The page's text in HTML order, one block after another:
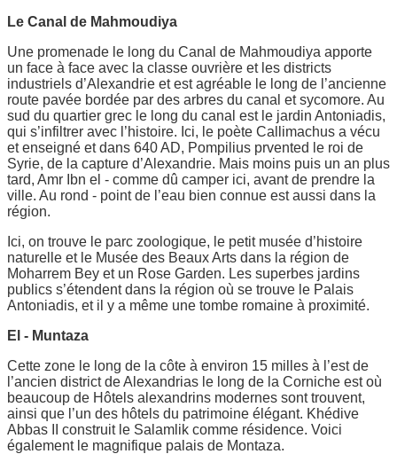
Le Canal de Mahmoudiya
Une promenade le long du Canal de Mahmoudiya apporte
un face à face avec la classe ouvrière et les districts
industriels d’Alexandrie et est agréable le long de l’ancienne
route pavée bordée par des arbres du canal et sycomore. Au
sud du quartier grec le long du canal est le jardin Antoniadis,
qui s’infiltrer avec l’histoire. Ici, le poète Callimachus a vécu
et enseigné et dans 640 AD, Pompilius prvented le roi de
Syrie, de la capture d’Alexandrie. Mais moins puis un an plus
tard, Amr Ibn el - comme dû camper ici, avant de prendre la
ville. Au rond - point de l’eau bien connue est aussi dans la
région.
Ici, on trouve le parc zoologique, le petit musée d’histoire
naturelle et le Musée des Beaux Arts dans la région de
Moharrem Bey et un Rose Garden. Les superbes jardins
publics s’étendent dans la région où se trouve le Palais
Antoniadis, et il y a même une tombe romaine à proximité.
El - Muntaza
Cette zone le long de la côte à environ 15 milles à l’est de
l’ancien district de Alexandrias le long de la Corniche est où
beaucoup de Hôtels alexandrins modernes sont trouvent,
ainsi que l’un des hôtels du patrimoine élégant. Khédive
Abbas II construit le Salamlik comme résidence. Voici
également le magnifique palais de Montaza.